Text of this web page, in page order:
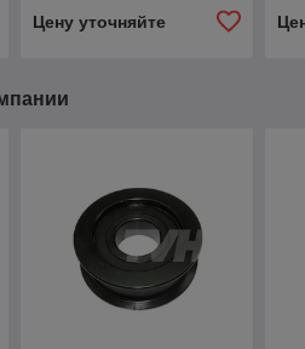
Цену уточняйте